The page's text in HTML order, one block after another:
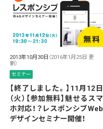
2013年10月30日 （2016年1月25日 更
新）
セミナー
【終了しました。】11月12日
（火）【参加無料】魅せるスマ
ホ対応！？レスポンシブWeb
デザインセミナー開催！